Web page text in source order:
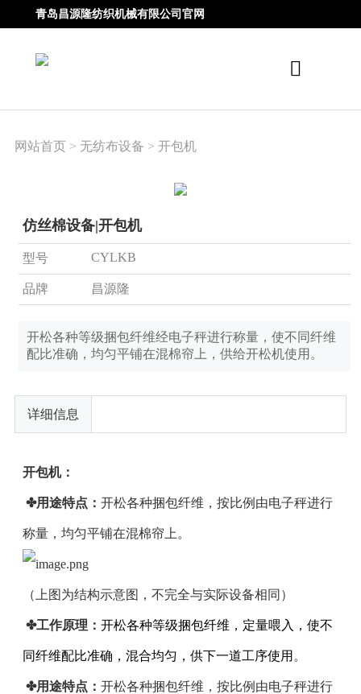
青岛昌源隆纺织机械有限公司官网
网站首页> 无纺布设备 > 开包机
仿丝棉设备|开包机
型号 CYLKB
品牌 昌源隆
开松各种等级捆包纤维经电子秤进行称量，使不同纤维
配比准确，均匀平铺在混棉帘上，供给开松机使用。
详细信息
开包机：
✤用途特点： 开松各种捆包纤维，按比例由电子秤进行
称量，均匀平铺在混棉帘上。
（上图为结构示意图，不完全与实际设备相同）
✤工作原理： 开松各种等级捆包纤维，定量喂入，使不
同纤维配比准确，混合均匀，供下一道工序使用 。
✤用途特点： 开松各种捆包纤维，按比例由电子秤进行